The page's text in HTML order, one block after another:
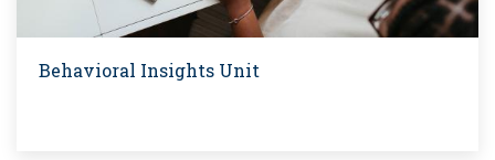
Behavioral Insights Unit